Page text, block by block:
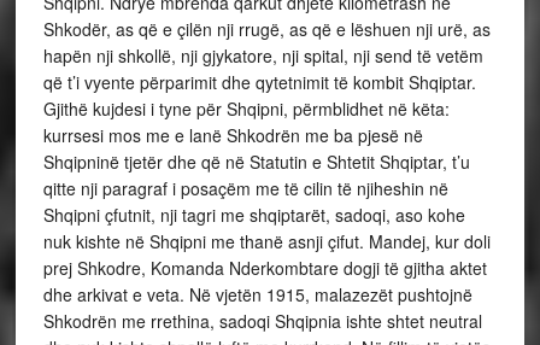
Shkodër, as që e çilën nji rrugë, as që e lëshuen nji urë, as
hapën nji shkollë, nji gjykatore, nji spital, nji send të vetëm
që t’i vyente përparimit dhe qytetnimit të kombit Shqiptar.
Gjithë kujdesi i tyne për Shqipni, përmblidhet në këta:
kurrsesi mos me e lanë Shkodrën me ba pjesë në
Shqipninë tjetër dhe që në Statutin e Shtetit Shqiptar, t’u
qitte nji paragraf i posaçëm me të cilin të njiheshin në
Shqipni çfutnit, nji tagri me shqiptarët, sadoqi, aso kohe
nuk kishte në Shqipni me thanë asnji çifut. Mandej, kur doli
prej Shkodre, Komanda Nderkombtare dogji të gjitha aktet
dhe arkivat e veta. Në vjetën 1915, malazezët pushtojnë
Shkodrën me rrethina, sadoqi Shqipnia ishte shtet neutral